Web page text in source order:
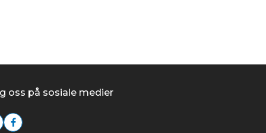
oss på sosiale medier